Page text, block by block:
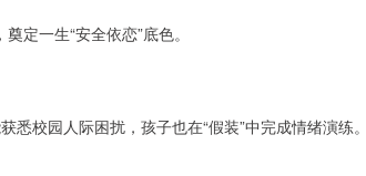
定一生“安全依恋”底色。
校园人际困扰，孩子也在“假装”中完成情绪演练。